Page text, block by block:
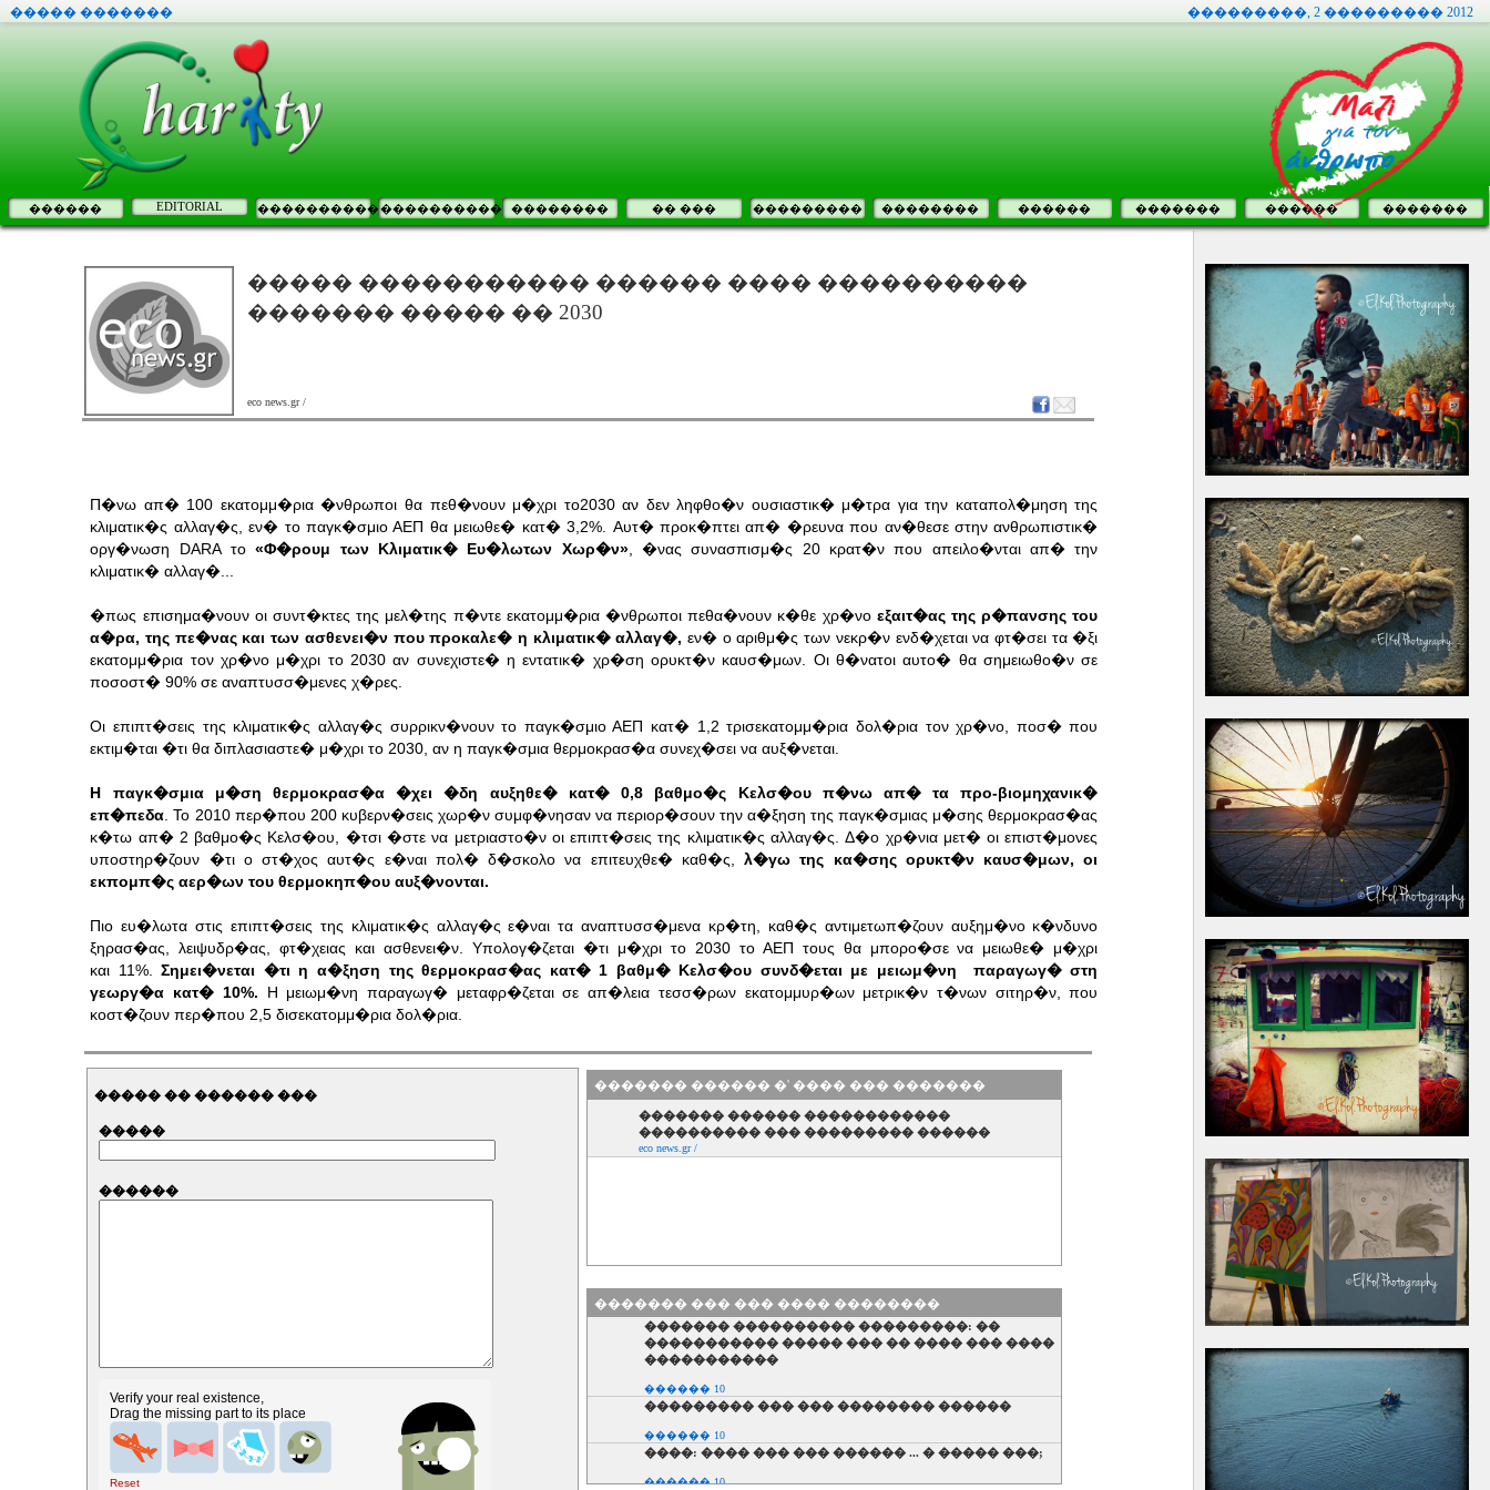
����� ������� ���������, 2 ��������� 2012
������ EDITORIAL �������������������� �������� �� ��� ��������� �������� ������ ������� ������ �������
����� ����������� ������ ���� ����������
������� ����� �� 2030
eco news.gr /
Π�νω απ� 100 εκατομμ�ρια �νθρωποι θα πεθ�νουν μ�χρι το2030 αν δεν ληφθο�ν ουσιαστικ� μ�τρα για την καταπολ�μηση της
κλιματικ�ς αλλαγ�ς, εν� το παγκ�σμιο ΑΕΠ θα μειωθε� κατ� 3,2%. Αυτ� προκ�πτει απ� �ρευνα που αν�θεσε στην ανθρωπιστικ�
οργ�νωση DARA το«Φ�ρουμ των Κλιματικ� Ευ�λωτων Χωρ�ν», �νας συνασπισμ�ς 20 κρατ�ν που απειλο�νται απ� την
κλιματικ� αλλαγ�...
�πως επισημα�νουν οι συντ�κτες της μελ�της π�ντε εκατομμ�ρια �νθρωποι πεθα�νουν κ�θε χρ�νο εξαιτ�ας της ρ�πανσης του
α�ρα, της πε�νας και των ασθενει�ν που προκαλε� η κλιματικ� αλλαγ�, εν� ο αριθμ�ς των νεκρ�ν ενδ�χεται να φτ�σει τα �ξι
εκατομμ�ρια τον χρ�νο μ�χρι το 2030 αν συνεχιστε� η εντατικ� χρ�ση ορυκτ�ν καυσ�μων. Οι θ�νατοι αυτο� θα σημειωθο�ν σε
ποσοστ� 90% σε αναπτυσσ�μενες χ�ρες.
Οι επιπτ�σεις της κλιματικ�ς αλλαγ�ς συρρικν�νουν το παγκ�σμιο ΑΕΠ κατ� 1,2 τρισεκατομμ�ρια δολ�ρια τον χρ�νο, ποσ� που
εκτιμ�ται �τι θα διπλασιαστε� μ�χρι το 2030, αν η παγκ�σμια θερμοκρασ�α συνεχ�σει να αυξ�νεται.
Η παγκ�σμια μ�ση θερμοκρασ�α �χει �δη αυξηθε� κατ� 0,8 βαθμο�ς Κελσ�ου π�νω απ� τα προ-βιομηχανικ�
επ�πεδα .Το 2010 περ�που 200 κυβερν�σεις χωρ�ν συμφ�νησαν να περιορ�σουν την α�ξηση της παγκ�σμιας μ�σης θερμοκρασ�ας
κ�τω απ� 2 βαθμο�ς Κελσ�ου, �τσι �στε να μετριαστο�ν οι επιπτ�σεις της κλιματικ�ς αλλαγ�ς.Δ�ο χρ�νια μετ� οι επιστ�μονες
υποστηρ�ζουν �τι ο στ�χος αυτ�ς ε�ναι πολ� δ�σκολο να επιτευχθε� καθ�ς,λ�γω της κα�σης ορυκτ�ν καυσ�μων, οι
εκπομπ�ς αερ�ων του θερμοκηπ�ου αυξ�νονται.
Πιο ευ�λωτα στις επιπτ�σεις της κλιματικ�ς αλλαγ�ς ε�ναι τα αναπτυσσ�μενα κρ�τη, καθ�ς αντιμετωπ�ζουν αυξημ�νο κ�νδυνο
ξηρασ�ας, λειψυδρ�ας, φτ�χειας και ασθενει�ν. Υπολογ�ζεται �τι μ�χρι το 2030 το ΑΕΠ τους θα μπορο�σε να μειωθε� μ�χρι
και 11%.
Σημει�νεται �τι η α�ξηση της θερμοκρασ�ας κατ� 1 βαθμ� Κελσ�ου συνδ�εται με μειωμ�νη παραγωγ� στη
γεωργ�α κατ� 10%. Η μειωμ�νη παραγωγ� μεταφρ�ζεται σε απ�λεια τεσσ�ρων εκατομμυρ�ων μετρικ�ν τ�νων σιτηρ�ν, που
κοστ�ζουν περ�που 2,5 δισεκατομμ�ρια δολ�ρια.
����� �� ������ ���
�����
������
Verify your real existence,
Drag the missing part to its place
Reset
������� ������ �' ���� ��� �������
������� ������ ������������
���������� ��� ��������� ������
eco news.gr /
������� ��� ��� ���� ��������
������� ���������� ���������: ��
����������� ����� ��� �� ���� ��� ����
�����������
������ 10
��������� ��� ��� �������� ������
������ 10
����: ���� ��� ��� ������ ... � ����� ���;
������ 10